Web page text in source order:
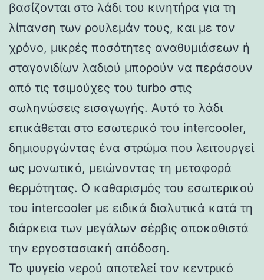
βασίζονται στο λάδι του κινητήρα για τη
λίπανση των ρουλεμάν τους, και με τον
χρόνο, μικρές ποσότητες αναθυμιάσεων ή
σταγονιδίων λαδιού μπορούν να περάσουν
από τις τσιμούχες του turbo στις
σωληνώσεις εισαγωγής. Αυτό το λάδι
επικάθεται στο εσωτερικό του intercooler,
δημιουργώντας ένα στρώμα που λειτουργεί
ως μονωτικό, μειώνοντας τη μεταφορά
θερμότητας. Ο καθαρισμός του εσωτερικού
του intercooler με ειδικά διαλυτικά κατά τη
διάρκεια των μεγάλων σέρβις αποκαθιστά
την εργοστασιακή απόδοση.
Το ψυγείο νερού αποτελεί τον κεντρικό